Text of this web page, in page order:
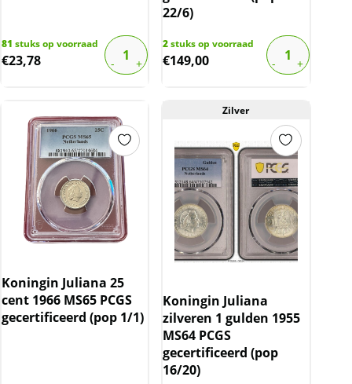
81 stuks op voorraad
€23,78
22/6)
2stuks op voorraad
€149,00
Koningin Juliana 25
cent 1966 MS65 PCGS
gecertificeerd (pop 1/1)
Zilver
Koningin Juliana
zilveren 1 gulden 1955
MS64 PCGS
gecertificeerd (pop
16/20)